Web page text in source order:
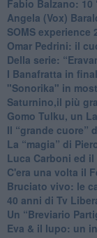
Fabio Balzano: 10
Angela (Vox)
​SOMS experience
Omar Pedrini: il
Della serie:
I Banafratta in
"Sonorika" in
​Saturnino,il più
​Gomo Tulku, un
​Il “grande cuore”
La “magia” di
Luca Carboni ed
C'era una volta il
Bruciato vivo: le
40 anni di Tv
Un “Breviario
Eva & il lupo: un